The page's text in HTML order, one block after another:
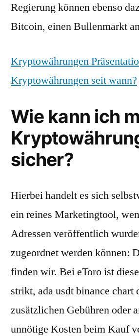
Regierung können ebenso
Bitcoin, einen Bullenmarkt
Kryptowährungen
Kryptowährungen seit wann?
Wie kann ich
sicher?
Hierbei handelt es sich
ein reines Marketingtool,
Adressen veröffentlich
zugeordnet werden können:
finden wir. Bei eToro ist
strikt, ada usdt binance chart
zusätzlichen Gebühren oder
unnötige Kosten beim Kauf